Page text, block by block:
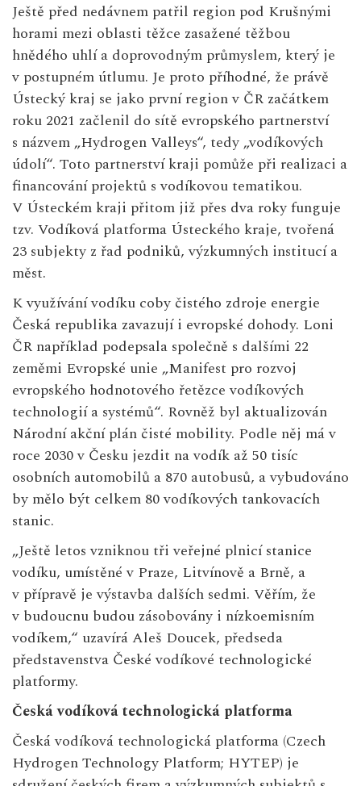
Ještě před nedávnem patřil region pod Krušnými
horami mezi oblasti těžce zasažené těžbou
hnědého uhlí a doprovodným průmyslem, který je
v postupném útlumu. Je proto příhodné, že právě
Ústecký kraj se jako první region v ČR začátkem
roku 2021 začlenil do sítě evropského partnerství
s názvem „Hydrogen Valleys“, tedy „vodíkových
údolí“. Toto partnerství kraji pomůže při realizaci a
financování projektů s vodíkovou tematikou.
V Ústeckém kraji přitom již přes dva roky funguje
tzv. Vodíková platforma Ústeckého kraje, tvořená
23 subjekty z řad podniků, výzkumných institucí a
měst.
K využívání vodíku coby čistého zdroje energie
Česká republika zavazují i evropské dohody. Loni
ČR například podepsala společně s dalšími 22
zeměmi Evropské unie „Manifest pro rozvoj
evropského hodnotového řetězce vodíkových
technologií a systémů“. Rovněž byl aktualizován
Národní akční plán čisté mobility. Podle něj má v
roce 2030 v Česku jezdit na vodík až 50 tisíc
osobních automobilů a 870 autobusů, a vybudováno
by mělo být celkem 80 vodíkových tankovacích
stanic.
„Ještě letos vzniknou tři veřejné plnicí stanice
vodíku, umístěné v Praze, Litvínově a Brně, a
v přípravě je výstavba dalších sedmi. Věřím, že
v budoucnu budou zásobovány i nízkoemisním
vodíkem,“ uzavírá Aleš Doucek, předseda
představenstva České vodíkové technologické
platformy.
Česká vodíková technologická platforma
Česká vodíková technologická platforma (Czech
Hydrogen Technology Platform; HYTEP) je